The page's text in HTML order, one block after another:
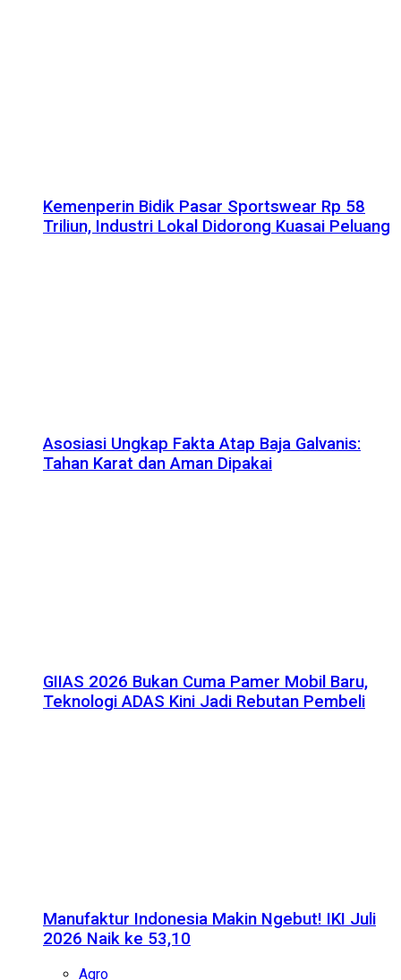
Kemenperin Bidik Pasar Sportswear Rp 58
Triliun, Industri Lokal Didorong Kuasai Peluang
Asosiasi Ungkap Fakta Atap Baja Galvanis:
Tahan Karat dan Aman Dipakai
GIIAS 2026 Bukan Cuma Pamer Mobil Baru,
Teknologi ADAS Kini Jadi Rebutan Pembeli
Manufaktur Indonesia Makin Ngebut! IKI Juli
2026 Naik ke 53,10
Agro